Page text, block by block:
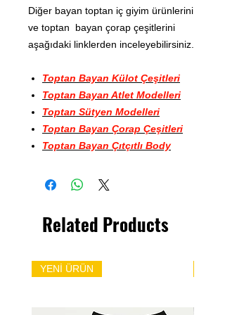
Diğer bayan toptan iç giyim ürünlerini
ve toptan bayan çorap çeşitlerini
aşağıdaki linklerden inceleyebilirsiniz.
Toptan Bayan Külot Çeşitleri
Toptan Bayan Atlet Modelleri
Toptan Sütyen Modelleri
Toptan Bayan Çorap Çeşitleri
Toptan Bayan Çıtçıtlı Body
Related Products
YENİ ÜRÜN